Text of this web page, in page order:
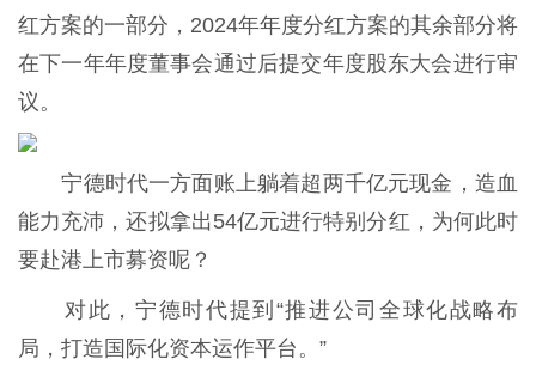
红方案的一部分，2024年年度分红方案的其余部分将
在下一年年度董事会通过后提交年度股东大会进行审
议。
宁德时代一方面账上躺着超两千亿元现金，造血
能力充沛，还拟拿出54亿元进行特别分红，为何此时
要赴港上市募资呢？
对此，宁德时代提到“推进公司全球化战略布
局，打造国际化资本运作平台。”